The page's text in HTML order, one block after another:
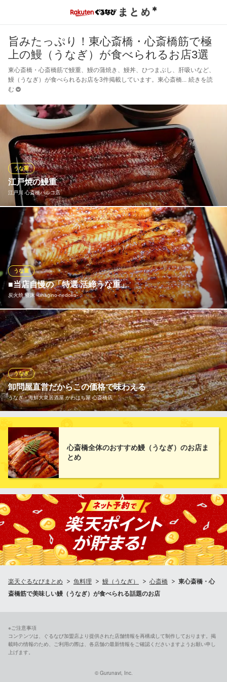
旨みたっぷり！東心斎橋・心斎橋筋で極
上の鰻（うなぎ）が食べられるお店3選
東心斎橋・心斎橋筋で鰻重、鰻の蒲焼き、鰻丼、ひつまぶし、肝吸いなど、
鰻（うなぎ）が食べられるお店を3件掲載しています。東心斎橋
続きを読
む
江戸焼の鰻重
江戸川 心斎橋パルコ店
うな重
背開きにして、白焼、蒸しを経て焼上げますので、余分な脂が抜
けた、驚くほどやわらかい鰻をご賞味いただけます。 ご飯はもち
ろん国産米を使用、江戸川の鰻重をぜひ一度体験してみてくださ
い。
江戸川 心斎橋パルコ店
美味しいうなぎ料理の店
大阪メトロ御堂筋線心斎橋駅 徒歩1分
大阪府大阪市中央区心斎橋筋1-8-3 心斎橋パルコ13F
■当店自慢の「特選 活締うな重」
炭火焼 寝床 ‐unagino‐nedoko‐
うな重
その日仕入れた活締めうなぎを、丸々一匹使用した当店の「特選
活締うな重」は、通常のうな重よりも大きめで肉厚です。焼き、
タレ、素材にこだわった蒲焼きは、サクッと香ばしく、ふんわり
と柔らかいと評判です。ランチタイムでもお楽しみいただけます
ので、脂がのった極上の旨味をぜひ当店でご賞味ください◎
炭火焼 寝床 ‐unagino‐nedoko‐
リーズナブルな鰻専門店
近鉄難波線近鉄日本橋駅 徒歩8分
卸問屋直営だからこの価格で味わえる
うなぎ・海鮮大衆居酒屋 かわはち屋 心斎橋店
うなぎ
気軽にお楽しみいただける価格でご提供する料理は、生産者の協
力のもとに実現。長年の経験により積み重ねた技術で、ベストな
状態になるよう丁寧に焼き上げた一品をご堪能ください。
うなぎ・海鮮大衆居酒屋 かわはち屋 心斎橋店
大阪メトロ長堀鶴見緑地線長堀橋駅 徒歩1分
大阪府大阪市中央区東心斎橋1-5-2 ルミエール東心斎橋1F
心斎橋全体のおすすめ鰻（うなぎ）のお店ま
とめ
楽天ぐるなびまとめ 魚料理 鰻（うなぎ） 心斎橋
東心斎橋・心
斎橋筋で美味しい鰻（うなぎ）が食べられる話題のお店
※ご注意事項
コンテンツは、ぐるなび加盟店より提供された店舗情報を再構成して制作しております。掲
載時の情報のため、ご利用の際は、各店舗の最新情報をご確認くださいますようお願い申し
上げます。
© Gurunavi, Inc.